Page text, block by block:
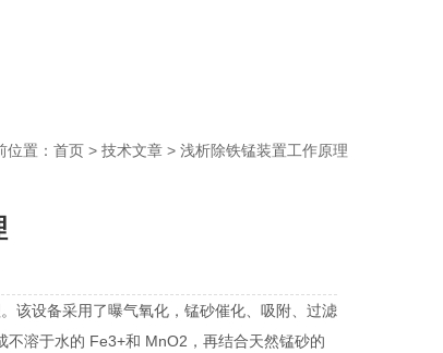
位置： 首页 > 技术文章 > 浅析除铁锰装置工作原理
该设备采用了曝气氧化，锰砂催化、吸附、过滤
溶于水的 Fe3+和 MnO2，再结合天然锰砂的